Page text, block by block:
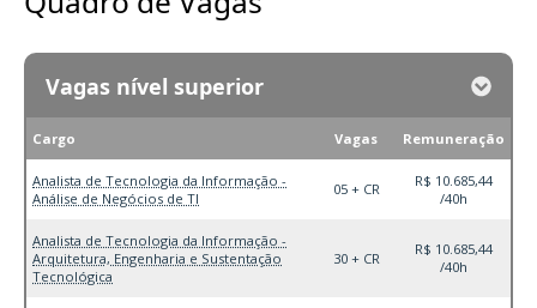
Vagas nível superior
Cargo Vagas Remuneração
Analista de Tecnologia da Informação -
Análise de Negócios de TI
05 + CR
R$ 10.685,44
/40h
Analista de Tecnologia da Informação -
Arquitetura, Engenharia e Sustentação
Tecnológica
30 + CR
R$ 10.685,44
/40h